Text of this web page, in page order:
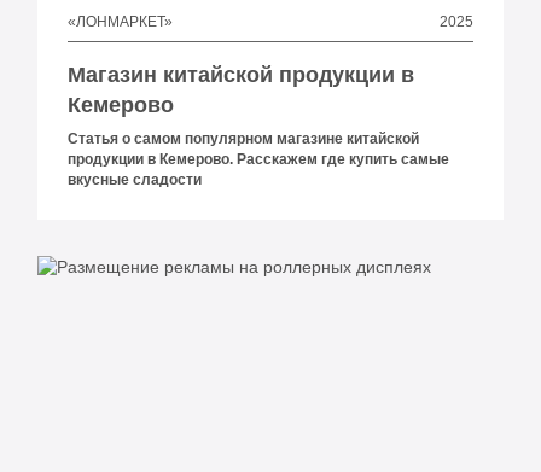
«ЛОНМАРКЕТ» 2025
Магазин китайской продукции в
Кемерово
Статья о самом популярном магазине китайской
продукции в Кемерово. Расскажем где купить самые
вкусные сладости